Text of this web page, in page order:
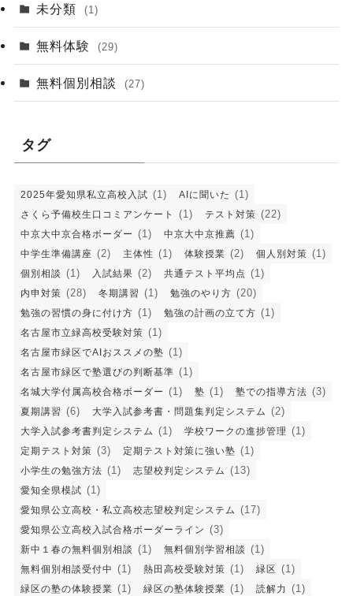
未分類 (1)
無料体験 (29)
無料個別相談 (27)
タグ
2025年愛知県私立高校入試 (1) AIに聞いた (1)
さくら予備校生口コミアンケート (1) テスト対策 (22)
中京大中京合格ボーダー (1) 中京大中京推薦 (1)
中学生準備講座 (2) 主体性 (1) 体験授業 (2) 個人別対策 (1)
個別相談 (1) 入試結果 (2) 共通テスト平均点 (1)
内申対策 (28) 冬期講習 (1) 勉強のやり方 (20)
勉強の習慣の身に付け方 (1) 勉強の計画の立て方 (1)
名古屋市立緑高校受験対策 (1)
名古屋市緑区でAIおススメの塾 (1)
名古屋市緑区で塾選びの判断基準 (1)
名城大学付属高校合格ボーダー (1) 塾 (1) 塾での指導方法 (3)
夏期講習 (6) 大学入試参考書・問題集判定システム (2)
大学入試参考書判定システム (1) 学校ワークの進捗管理 (1)
定期テスト対策 (3) 定期テスト対策に強い塾 (1)
小学生の勉強方法 (1) 志望校判定システム (13)
愛知全県模試 (1)
愛知県公立高校・私立高校志望校判定システム (17)
愛知県公立高校入試合格ボーダーライン (3)
新中１春の無料個別相談 (1) 無料個別学習相談 (1)
無料個別相談受付中 (1) 熱田高校受験対策 (1) 緑区 (1)
緑区の塾の体験授業 (1) 緑区の塾体験授業 (1) 読解力 (1)